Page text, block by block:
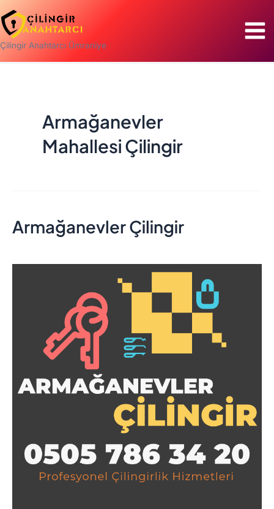
İçeriğe
atla
Çilingir Anahtarcı Ümraniye
Armağanevler
Mahallesi Çilingir
Armağanevler Çilingir
Armağanevler